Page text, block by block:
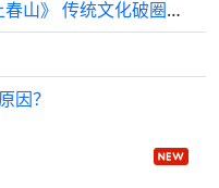
央视网春分科普联动白敬亭《上春山》 传统文化破圈引热议
因？